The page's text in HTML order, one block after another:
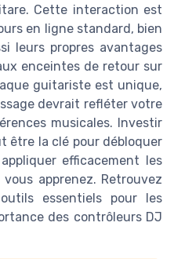
Cette interaction est
en ligne standard, bien
leurs propres avantages
enceintes de retour sur
guitariste est unique,
devrait refléter votre
musicales. Investir
être la clé pour débloquer
efficacement les
apprenez. Retrouvez
essentiels pour les
des contrôleurs DJ